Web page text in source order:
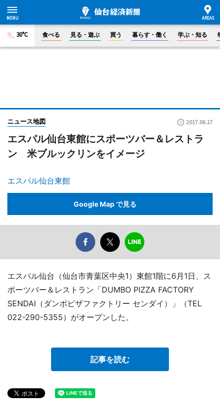
30°C 食べる 見る・遊ぶ 買う 暮らす・働く 学ぶ・知る
ニュース地図 2017.06.17
エスパル仙台東館にスポーツバー＆レストラ
ン 米ブルックリンをイメージ
エスパル仙台東館
Google Map で見る
エスパル仙台（仙台市青葉区中央1）東館1階に6月1日、ス
ポーツバー＆レストラン「DUMBO PIZZA FACTORY
SENDAI（ダンボピザファクトリー センダイ）」（TEL
022-290-5355）がオープンした。
記事を読む